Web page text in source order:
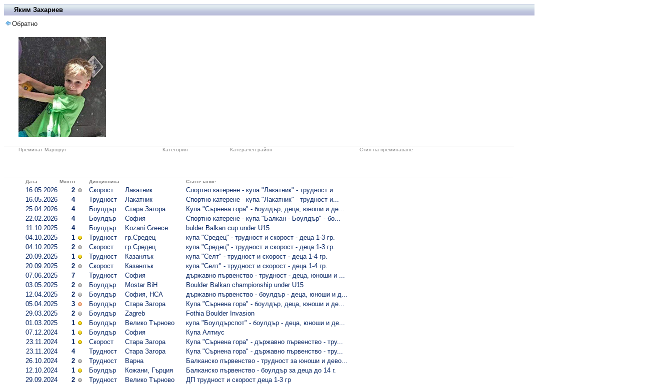
Яким Захариев
Обратно
Преминат Маршрут Категория Катерачен район Стил на преминаване
Дата Място Дисциплина Състезание
16.05.2026 2 Скорост Лакатник
Спортно катерене - купа "Лакатник" - трудност и...
16.05.2026
4 Трудност Лакатник
Спортно катерене - купа "Лакатник" - трудност и...
25.04.2026
4 Боулдър Стара Загора
Купа "Сърнена гора" - боулдър, деца, юноши и де...
22.02.2026
4 Боулдър София
Спортно катерене - купа "Балкан - Боулдър" - бо...
11.10.2025
4 Боулдър Kozani Greece
bulder Balkan cup under U15
04.10.2025
1 Трудност гр.Средец
купа "Средец" - трудност и скорост - деца 1-3 гр.
04.10.2025
2 Скорост гр.Средец
купа "Средец" - трудност и скорост - деца 1-3 гр.
20.09.2025
1 Трудност Казанлък
купа "Селт" - трудност и скорост - деца 1-4 гр.
20.09.2025
2 Скорост Казанлък
купа "Селт" - трудност и скорост - деца 1-4 гр.
07.06.2025
7 Трудност София
държавно първенство - трудност - деца, юноши и ...
03.05.2025
2 Боулдър Mostar BiH
Boulder Balkan championship under U15
12.04.2025
2 Боулдър София, НСА
държавно първенство - боулдър - деца, юноши и д...
05.04.2025
3 Боулдър Стара Загора
Купа "Сърнена гора" - боулдър, деца, юноши и де...
29.03.2025
2 Боулдър Zagreb
Fothia Boulder Invasion
01.03.2025
1 Боулдър Велико Търново
купа "Боулдърспот" - боулдър - деца, юноши и де...
07.12.2024
1 Боулдър София
Купа Алтиус
23.11.2024
1 Скорост Стара Загора
Купа "Сърнена гора" - държавно първенство - тру...
23.11.2024
4 Трудност Стара Загора
Купа "Сърнена гора" - държавно първенство - тру...
26.10.2024
2 Трудност Варна
Балканско първенство - трудност за юноши и дево...
12.10.2024
1 Боулдър Кожани, Гърция
Балканско първенство - боулдър за деца до 14 г.
29.09.2024
2 Трудност Велико Търново
ДП трудност и скорост деца 1-3 гр